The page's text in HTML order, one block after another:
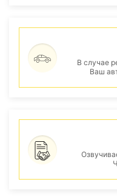
В случае
Ваш